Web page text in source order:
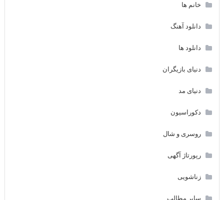
خانم ها
دانلود آهنگ
دانلود ها
دنیای بازیگران
دنیای مد
دکوراسیون
روسری و شال
رپورتاژ آگهی
زناشویی